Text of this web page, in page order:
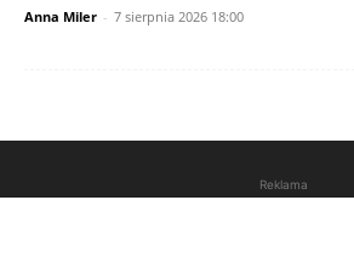
Anna Miler - 7 sierpnia 2026 18:00
Reklama